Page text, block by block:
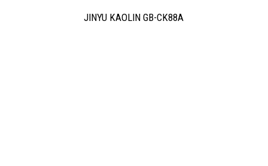
JINYU KAOLIN GB-CK88A